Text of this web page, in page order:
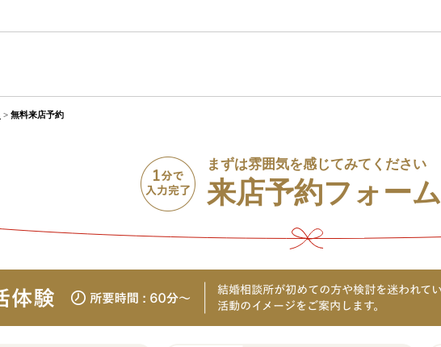
> 無料来店予約
まずは雰囲気を感じてみてください
来店予約フォーム